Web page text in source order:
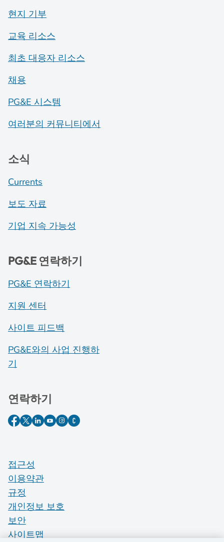
현지 기부
교육 리소스
최초 대응자 리소스
채용
PG&E 시스템
여러분의 커뮤니티에서
소식
Currents
보도 자료
기업 지속 가능성
PG&E 연락하기
PG&E 연락하기
지원 센터
사이트 피드백
PG&E와의 사업 진행하
기
연락하기
접근성
이용약관
규정
개인정보 보호
보안
사이트맵